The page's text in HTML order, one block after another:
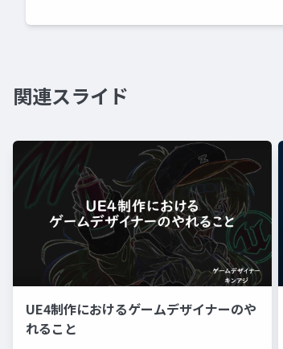
関連スライド
UE4制作におけるゲームデザイナーのや
れること